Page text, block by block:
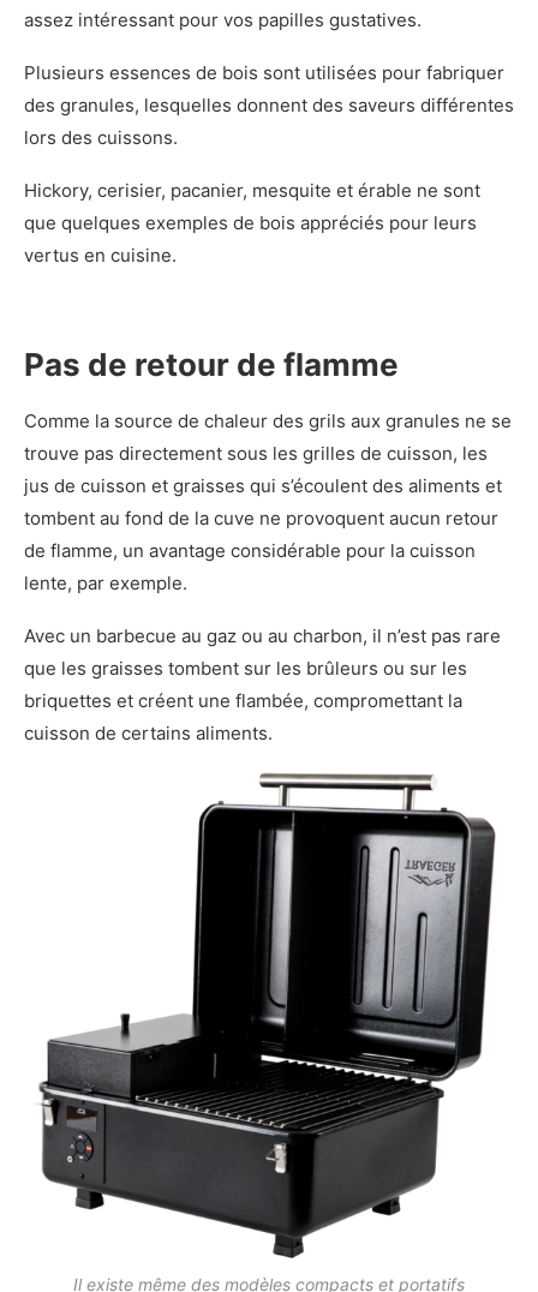
assez intéressant pour vos papilles gustatives.
Plusieurs essences de bois sont utilisées pour fabriquer
des granules, lesquelles donnent des saveurs différentes
lors des cuissons.
Hickory, cerisier, pacanier, mesquite et érable ne sont
que quelques exemples de bois appréciés pour leurs
vertus en cuisine.
Pas de retour de flamme
Comme la source de chaleur des grils aux granules ne se
trouve pas directement sous les grilles de cuisson, les
jus de cuisson et graisses qui s’écoulent des aliments et
tombent au fond de la cuve ne provoquent aucun retour
de flamme, un avantage considérable pour la cuisson
lente, par exemple.
Avec un barbecue au gaz ou au charbon, il n’est pas rare
que les graisses tombent sur les brûleurs ou sur les
briquettes et créent une flambée, compromettant la
cuisson de certains aliments.
Il existe même des modèles compacts et portatifs